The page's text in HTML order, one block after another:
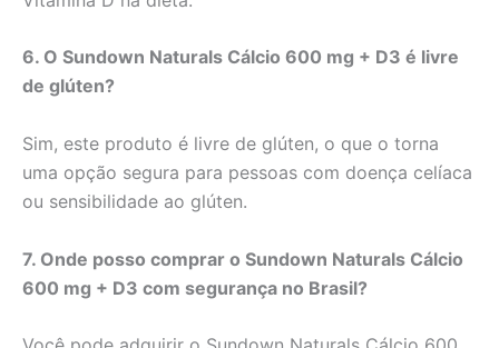
6. O Sundown Naturals Cálcio 600 mg + D3 é livre
de glúten?
Sim, este produto é livre de glúten, o que o torna
uma opção segura para pessoas com doença celíaca
ou sensibilidade ao glúten.
7. Onde posso comprar o Sundown Naturals Cálcio
600 mg + D3 com segurança no Brasil?